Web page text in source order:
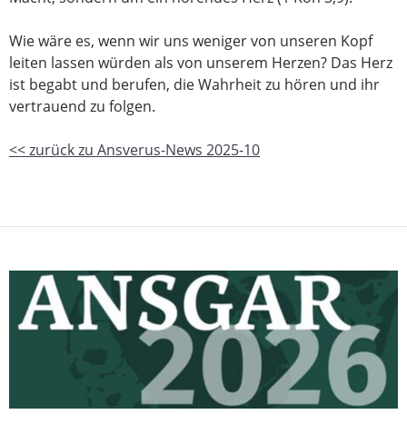
Wie wäre es, wenn wir uns weniger von unseren Kopf
leiten lassen würden als von unserem Herzen? Das Herz
ist begabt und berufen, die Wahrheit zu hören und ihr
vertrauend zu folgen.
<< zurück zu Ansverus-News 2025-10